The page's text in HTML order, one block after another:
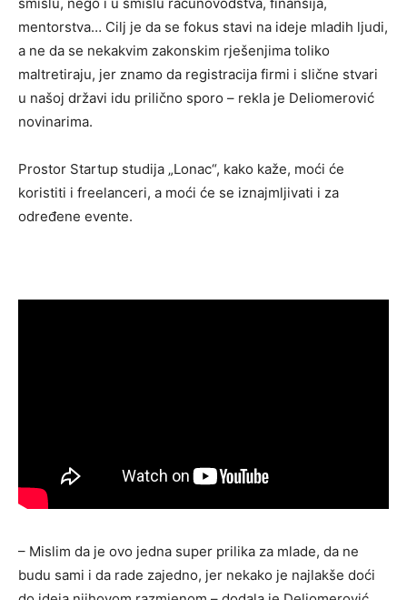
mentorstva… Cilj je da se fokus stavi na ideje mladih ljudi,
a ne da se nekakvim zakonskim rješenjima toliko
maltretiraju, jer znamo da registracija firmi i slične stvari
u našoj državi idu prilično sporo – rekla je Deliomerović
novinarima.
Prostor Startup studija „Lonac“, kako kaže, moći će
koristiti i freelanceri, a moći će se iznajmljivati i za
određene evente.
– Mislim da je ovo jedna super prilika za mlade, da ne
budu sami i da rade zajedno, jer nekako je najlakše doći